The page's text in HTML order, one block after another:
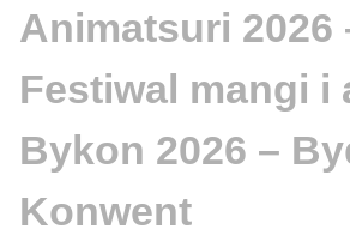
Animatsuri 2026
Festiwal mangi i
Bykon 2026 –
Konwent